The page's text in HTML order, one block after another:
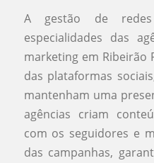
A gestão de
especialidades das
marketing em Ribeirão
das plataformas
mantenham uma
agências criam
com os seguidores e
das campanhas,